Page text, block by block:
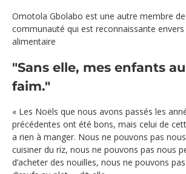
Omotola Gbolabo est une autre membre
communauté qui est reconnaissante envers
alimentaire
"Sans elle, mes enfants
faim."
« Les Noëls que nous avons passés les
précédentes ont été bons, mais celui de
a rien à manger. Nous ne pouvons pas
cuisiner du riz, nous ne pouvons pas nous
d’acheter des nouilles, nous ne pouvons